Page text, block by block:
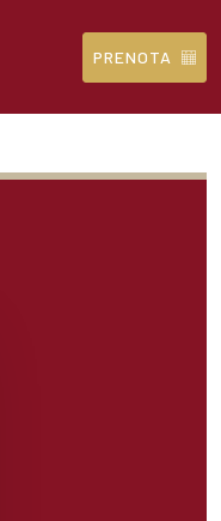
PRENOTA